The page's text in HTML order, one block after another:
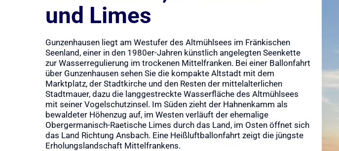
und Limes
Gunzenhausen liegt am Westufer des Altmühlsees im Fränkischen
Seenland, einer in den 1980er-Jahren künstlich angelegten Seenkette
zur Wasserregulierung im trockenen Mittelfranken. Bei einer Ballonfahrt
über Gunzenhausen sehen Sie die kompakte Altstadt mit dem
Marktplatz, der Stadtkirche und den Resten der mittelalterlichen
Stadtmauer, dazu die langgestreckte Wasserfläche des Altmühlsees
mit seiner Vogelschutzinsel. Im Süden zieht der Hahnenkamm als
bewaldeter Höhenzug auf, im Westen verläuft der ehemalige
Obergermanisch-Raetische Limes durch das Land, im Osten öffnet sich
das Land Richtung Ansbach. Eine Heißluftballonfahrt zeigt die jüngste
Erholungslandschaft Mittelfrankens.